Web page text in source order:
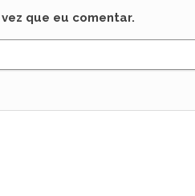
que eu comentar.